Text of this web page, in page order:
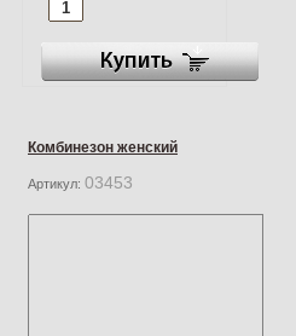
Комбинезон женский
Артикул: 03453